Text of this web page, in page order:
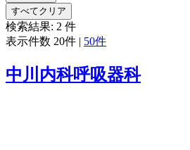
すべてクリア
検索結果: 2 件
表示件数 20件 | 50件
中川内科呼吸器科